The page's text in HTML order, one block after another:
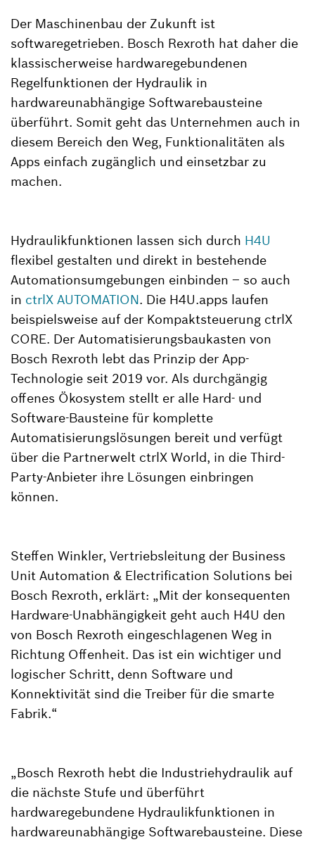
Der Maschinenbau der Zukunft ist
softwaregetrieben. Bosch Rexroth hat daher die
klassischerweise hardwaregebundenen
Regelfunktionen der Hydraulik in
hardwareunabhängige Softwarebausteine
überführt. Somit geht das Unternehmen auch in
diesem Bereich den Weg, Funktionalitäten als
Apps einfach zugänglich und einsetzbar zu
machen.
Hydraulikfunktionen lassen sich durch H4U
flexibel gestalten und direkt in bestehende
Automationsumgebungen einbinden – so auch
in ctrlX AUTOMATION. Die H4U.apps laufen
beispielsweise auf der Kompaktsteuerung ctrlX
CORE. Der Automatisierungsbaukasten von
Bosch Rexroth lebt das Prinzip der App-
Technologie seit 2019 vor. Als durchgängig
offenes Ökosystem stellt er alle Hard- und
Software-Bausteine für komplette
Automatisierungslösungen bereit und verfügt
über die Partnerwelt ctrlX World, in die Third-
Party-Anbieter ihre Lösungen einbringen
können.
Steffen Winkler, Vertriebsleitung der Business
Unit Automation & Electrification Solutions bei
Bosch Rexroth, erklärt: „Mit der konsequenten
Hardware-Unabhängigkeit geht auch H4U den
von Bosch Rexroth eingeschlagenen Weg in
Richtung Offenheit. Das ist ein wichtiger und
logischer Schritt, denn Software und
Konnektivität sind die Treiber für die smarte
Fabrik.“
„Bosch Rexroth hebt die Industriehydraulik auf
die nächste Stufe und überführt
hardwaregebundene Hydraulikfunktionen in
hardwareunabhängige Softwarebausteine. Diese